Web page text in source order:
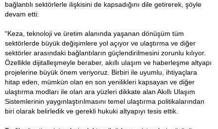
bağlantılı sektörlerle ilişkisini de kapsadığını dile getirerek, şöyle
devam etti:
“Keza, teknoloji ve üretim alanında yaşanan dönüşüm tüm
sektörlerde büyük değişimlere yol açıyor ve ulaştırma ve diğer
sektörler arasındaki bağlantıların güçlendirilmesini zorunlu kılıyor.
Özellikle dijitalleşmeyle beraber, akıllı ulaşım ve haberleşme altyapı
projelerine büyük önem veriyoruz. Birbiri ile uyumlu, ihtiyaçlara
hitap eden, mümkün olan en son yenilikleri kapsayan ve diğer
ulaştırma modları ile olan ara yüzleri dikkate alan Akıllı Ulaşım
Sistemlerinin yaygınlaştırılmasını temel ulaştırma politikalarından
biri olarak belirledik ve gerekli hukuki altyapıyı tesis ettik.